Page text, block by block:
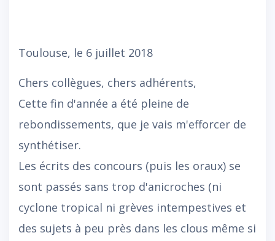
Toulouse, le 6 juillet 2018
Chers collègues, chers adhérents,
Cette fin d'année a été pleine de
rebondissements, que je vais m'efforcer de
synthétiser.
Les écrits des concours (puis les oraux) se
sont passés sans trop d'anicroches (ni
cyclone tropical ni grèves intempestives et
des sujets à peu près dans les clous même si